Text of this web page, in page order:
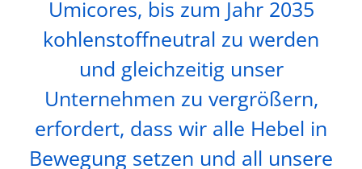
Umicores, bis zum Jahr 2035
kohlenstoffneutral zu werden
und gleichzeitig unser
Unternehmen zu vergrößern,
erfordert, dass wir alle Hebel in
Bewegung setzen und all unsere